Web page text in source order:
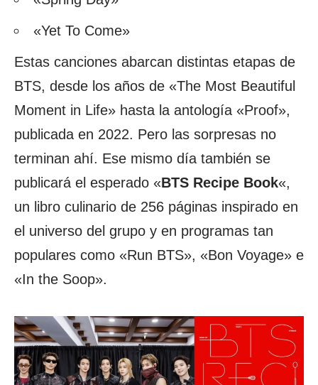
«Yet To Come»
Estas canciones abarcan distintas etapas de
BTS, desde los años de «The Most Beautiful
Moment in Life» hasta la antología «Proof»,
publicada en 2022. Pero las sorpresas no
terminan ahí. Ese mismo día también se
publicará el esperado «BTS Recipe Book«,
un libro culinario de 256 páginas inspirado en
el universo del grupo y en programas tan
populares como «Run BTS», «Bon Voyage» e
«In the Soop».